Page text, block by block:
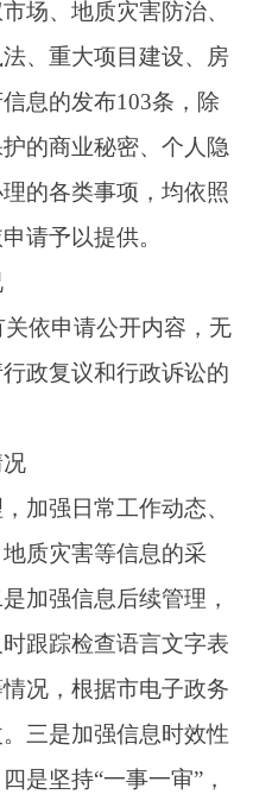
日常工作动态、
害等信息的采
信息后续管理，
根据市电子政务
加强信息时效性
持“一事一审”，
”。
府信息进行查
情况变化，编制
，并及时发布更
信息更新不及时
水平，保障群众
信息公开工作能